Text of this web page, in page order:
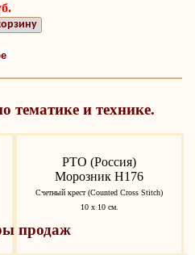
тематике и технике.
РТО (Россия)
Морозник H176
Счетный крест (Counted Cross Stitch)
10 х 10 см.
продаж